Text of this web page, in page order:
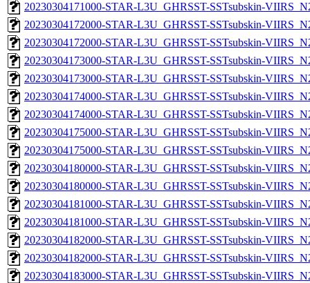
20230304171000-STAR-L3U_GHRSST-SSTsubskin-
20230304172000-STAR-L3U_GHRSST-SSTsubskin-
20230304172000-STAR-L3U_GHRSST-SSTsubskin-
20230304173000-STAR-L3U_GHRSST-SSTsubskin-
20230304173000-STAR-L3U_GHRSST-SSTsubskin-
20230304174000-STAR-L3U_GHRSST-SSTsubskin-
20230304174000-STAR-L3U_GHRSST-SSTsubskin-
20230304175000-STAR-L3U_GHRSST-SSTsubskin-
20230304175000-STAR-L3U_GHRSST-SSTsubskin-
20230304180000-STAR-L3U_GHRSST-SSTsubskin-
20230304180000-STAR-L3U_GHRSST-SSTsubskin-
20230304181000-STAR-L3U_GHRSST-SSTsubskin-
20230304181000-STAR-L3U_GHRSST-SSTsubskin-
20230304182000-STAR-L3U_GHRSST-SSTsubskin-
20230304182000-STAR-L3U_GHRSST-SSTsubskin-
20230304183000-STAR-L3U_GHRSST-SSTsubskin-